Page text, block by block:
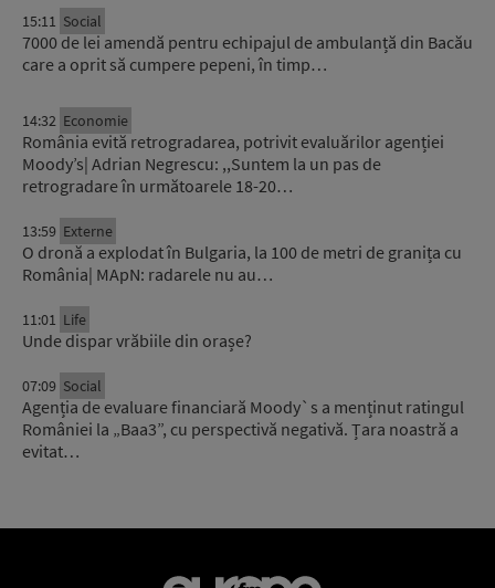
15:11 Social
7000 de lei amendă pentru echipajul de ambulanță din Bacău
care a oprit să cumpere pepeni, în timp…
14:32 Economie
România evită retrogradarea, potrivit evaluărilor agenției
Moody’s| Adrian Negrescu: ,,Suntem la un pas de
retrogradare în următoarele 18-20…
13:59 Externe
O dronă a explodat în Bulgaria, la 100 de metri de granița cu
România| MApN: radarele nu au…
11:01 Life
Unde dispar vrăbiile din orașe?
07:09 Social
Agenția de evaluare financiară Moody`s a menținut ratingul
României la „Baa3”, cu perspectivă negativă. Țara noastră a
evitat…